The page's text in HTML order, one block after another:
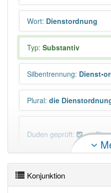
Wort: Dienstordnung
Typ: Substantiv
Silbentrennung:
Plural: die
Duden geprüft:
Wörter, die mit "-ung"
Konjunktion